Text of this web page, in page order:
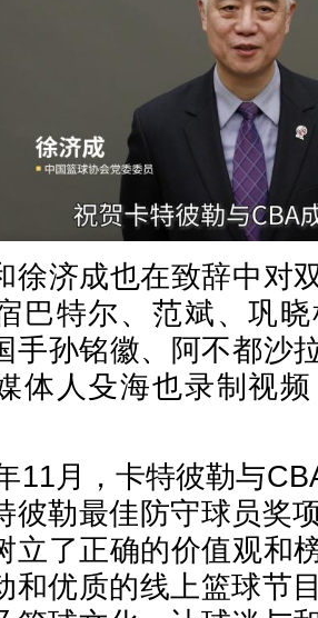
济成也在致辞中对
巴特尔、范斌、巩
手孙铭徽、阿不都沙
体人殳海也录制视
月，卡特彼勒与
彼勒最佳防守球员奖
立了正确的价值观和
和优质的线上篮球节